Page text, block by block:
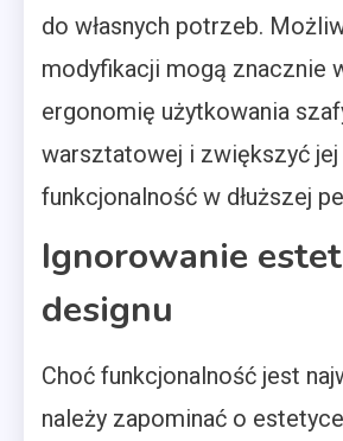
do własnych potrzeb.
modyfikacji mogą znacznie
ergonomię użytkowania
warsztatowej i zwiększyć jej
funkcjonalność w dłuższej
Ignorowanie
designu
Choć funkcjonalność jest
należy zapominać o